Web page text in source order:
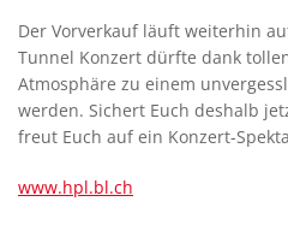
Der Vorverkauf läuft weiterhin
Tunnel Konzert dürfte dank
Atmosphäre zu einem
werden. Sichert Euch deshalb
freut Euch auf ein Konzert-
www.hpl.bl.ch